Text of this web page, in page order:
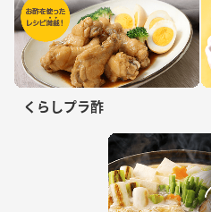
くらしプラ酢